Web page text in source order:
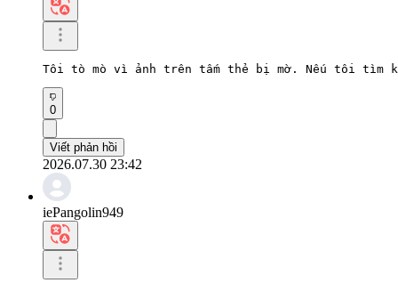
Tôi tò mò vì ảnh trên tấm thẻ bị mờ. Nếu tôi tìm
0
Viết phản hồi
2026.07.30 23:42
iePangolin949